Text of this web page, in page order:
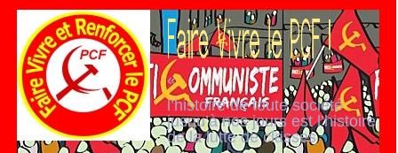
«
l’histoire de toute société
jusqu’à nos jours est l’histoire
de la lutte de classes